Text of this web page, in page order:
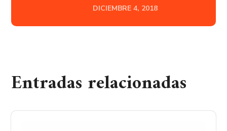
DICIEMBRE 4, 2018
Entradas relacionadas